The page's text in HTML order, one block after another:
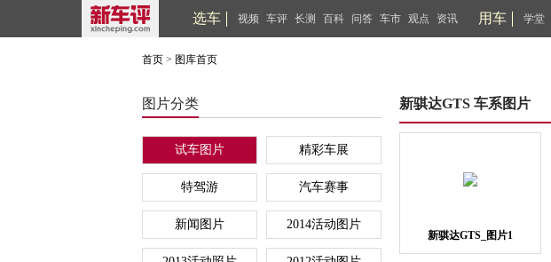
选车 视频 车评 长测 百科 问答 车市 观点 资讯 用车 学堂
首页 > 图库首页
图片分类
试车图片 精彩车展
特驾游 汽车赛事
新闻图片 2014活动图片
新骐达GTS 车系图片
新骐达GTS_图片1